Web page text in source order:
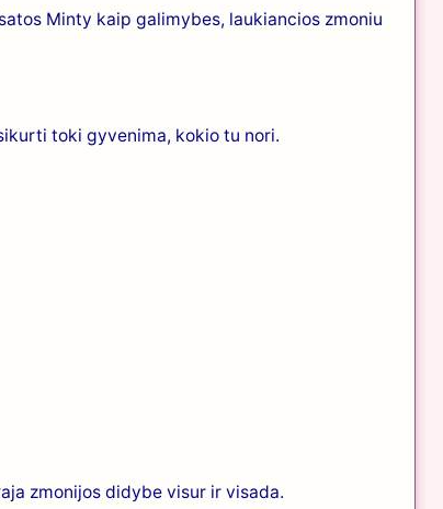
Minty kaip galimybes, laukiancios zmoniu
toki gyvenima, kokio tu nori.
zmonijos didybe visur ir visada.